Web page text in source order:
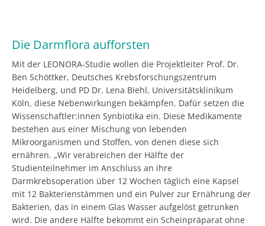
Die Darmflora aufforsten
Mit der LEONORA-Studie wollen die Projektleiter Prof. Dr.
Ben Schöttker, Deutsches Krebsforschungszentrum
Heidelberg, und PD Dr. Lena Biehl, Universitätsklinikum
Köln, diese Nebenwirkungen bekämpfen. Dafür setzen die
Wissenschaftler:innen Synbiotika ein. Diese Medikamente
bestehen aus einer Mischung von lebenden
Mikroorganismen und Stoffen, von denen diese sich
ernähren. „Wir verabreichen der Hälfte der
Studienteilnehmer im Anschluss an ihre
Darmkrebsoperation über 12 Wochen täglich eine Kapsel
mit 12 Bakterienstämmen und ein Pulver zur Ernährung der
Bakterien, das in einem Glas Wasser aufgelöst getrunken
wird. Die andere Hälfte bekommt ein Scheinpräparat ohne